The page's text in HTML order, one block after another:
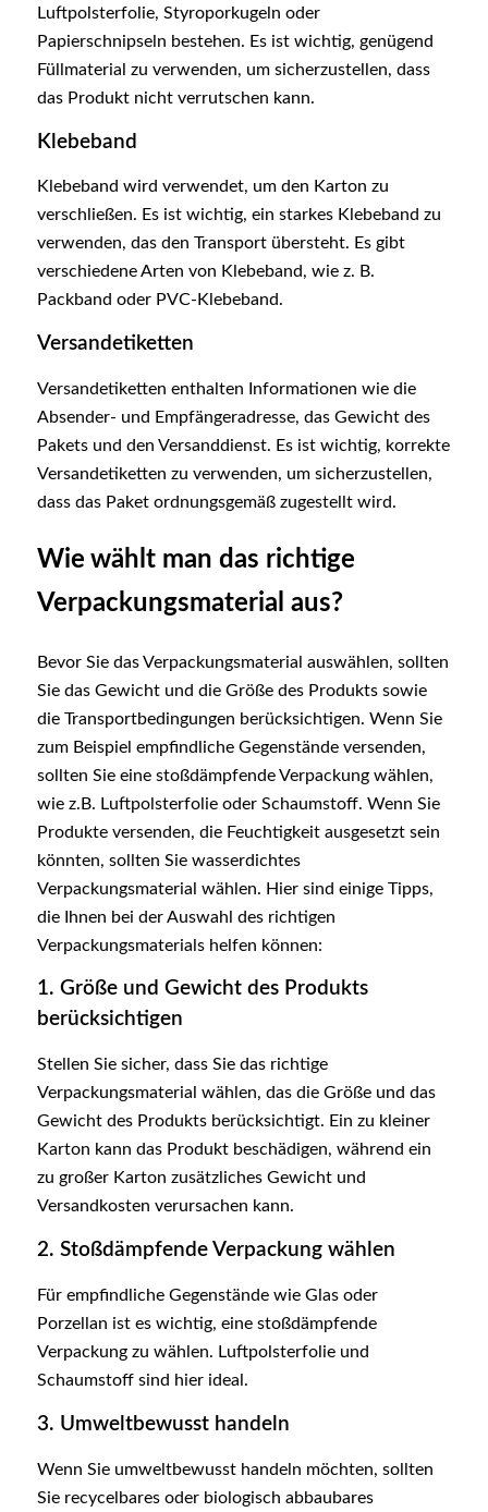
Luftpolsterfolie, Styroporkugeln oder
Papierschnipseln bestehen. Es ist wichtig, genügend
Füllmaterial zu verwenden, um sicherzustellen, dass
das Produkt nicht verrutschen kann.
Klebeband
Klebeband wird verwendet, um den Karton zu
verschließen. Es ist wichtig, ein starkes Klebeband zu
verwenden, das den Transport übersteht. Es gibt
verschiedene Arten von Klebeband, wie z. B.
Packband oder PVC-Klebeband.
Versandetiketten
Versandetiketten enthalten Informationen wie die
Absender- und Empfängeradresse, das Gewicht des
Pakets und den Versanddienst. Es ist wichtig, korrekte
Versandetiketten zu verwenden, um sicherzustellen,
dass das Paket ordnungsgemäß zugestellt wird.
Wie wählt man das richtige
Verpackungsmaterial aus?
Bevor Sie das Verpackungsmaterial auswählen, sollten
Sie das Gewicht und die Größe des Produkts sowie
die Transportbedingungen berücksichtigen. Wenn Sie
zum Beispiel empfindliche Gegenstände versenden,
sollten Sie eine stoßdämpfende Verpackung wählen,
wie z.B. Luftpolsterfolie oder Schaumstoff. Wenn Sie
Produkte versenden, die Feuchtigkeit ausgesetzt sein
könnten, sollten Sie wasserdichtes
Verpackungsmaterial wählen. Hier sind einige Tipps,
die Ihnen bei der Auswahl des richtigen
Verpackungsmaterials helfen können:
1. Größe und Gewicht des Produkts
berücksichtigen
Stellen Sie sicher, dass Sie das richtige
Verpackungsmaterial wählen, das die Größe und das
Gewicht des Produkts berücksichtigt. Ein zu kleiner
Karton kann das Produkt beschädigen, während ein
zu großer Karton zusätzliches Gewicht und
Versandkosten verursachen kann.
2. Stoßdämpfende Verpackung wählen
Für empfindliche Gegenstände wie Glas oder
Porzellan ist es wichtig, eine stoßdämpfende
Verpackung zu wählen. Luftpolsterfolie und
Schaumstoff sind hier ideal.
3. Umweltbewusst handeln
Wenn Sie umweltbewusst handeln möchten, sollten
Sie recycelbares oder biologisch abbaubares